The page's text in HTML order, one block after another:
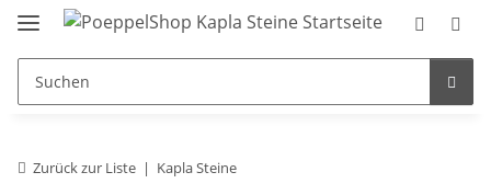
Zurück zur Liste Kapla Steine